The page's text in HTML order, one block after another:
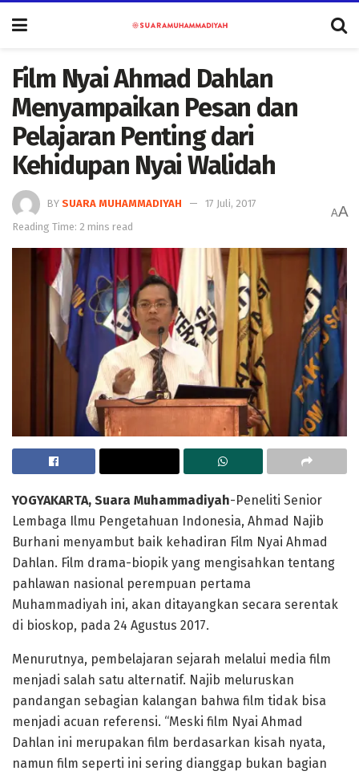
Film Nyai Ahmad Dahlan
Menyampaikan Pesan dan
Pelajaran Penting dari
Kehidupan Nyai Walidah
BY SUARA MUHAMMADIYAH
17 Juli, 2017
Reading Time: 2 mins read
AA
YOGYAKARTA, Suara Muhammadiyah-Peneliti Senior
Lembaga Ilmu Pengetahuan Indonesia, Ahmad Najib
Burhani menyambut baik kehadiran Film Nyai Ahmad
Dahlan. Film drama-biopik yang mengisahkan tentang
pahlawan nasional perempuan pertama
Muhammadiyah ini, akan ditayangkan secara serentak
di bioskop, pada 24 Agustus 2017.
Menurutnya, pembelajaran sejarah melalui media film
menjadi salah satu alternatif. Najib meluruskan
pandangan sebagian kalangan bahwa film tidak bisa
menjadi acuan referensi. “Meski film Nyai Ahmad
Dahlan ini merupakan film berdasarkan kisah nyata,
namun film seperti ini sering dianggap bukan bagian